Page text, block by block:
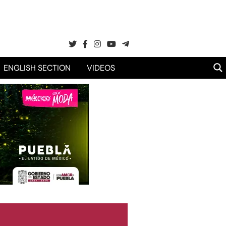
ENGLISH SECTION VIDEOS